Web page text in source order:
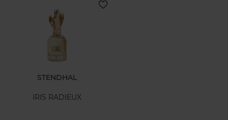
STENDHAL
IRIS RADIEUX